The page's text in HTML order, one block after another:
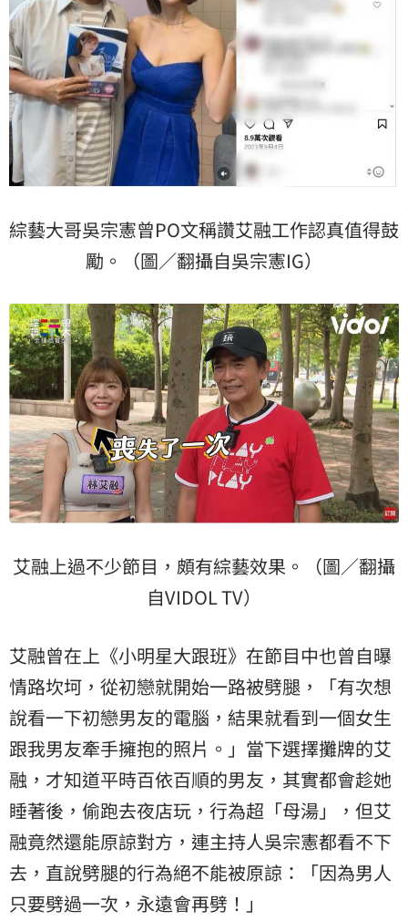
綜藝大哥吳宗憲曾PO文稱讚艾融工作認真值得鼓
勵。（圖／翻攝自吳宗憲IG）
艾融上過不少節目，頗有綜藝效果。（圖／翻攝
自VIDOL TV）
艾融曾在上《小明星大跟班》在節目中也曾自曝
情路坎坷，從初戀就開始一路被劈腿，「有次想
說看一下初戀男友的電腦，結果就看到一個女生
跟我男友牽手擁抱的照片。」當下選擇攤牌的艾
融，才知道平時百依百順的男友，其實都會趁她
睡著後，偷跑去夜店玩，行為超「母湯」，但艾
融竟然還能原諒對方，連主持人吳宗憲都看不下
去，直說劈腿的行為絕不能被原諒：「因為男人
只要劈過一次，永遠會再劈！」